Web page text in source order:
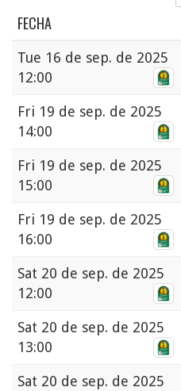
FECHA
Tue 16 de sep. de 2025
12:00
Fri 19 de sep. de 2025
14:00
Fri 19 de sep. de 2025
15:00
Fri 19 de sep. de 2025
16:00
Sat 20 de sep. de 2025
12:00
Sat 20 de sep. de 2025
13:00
Sat 20 de sep. de 2025